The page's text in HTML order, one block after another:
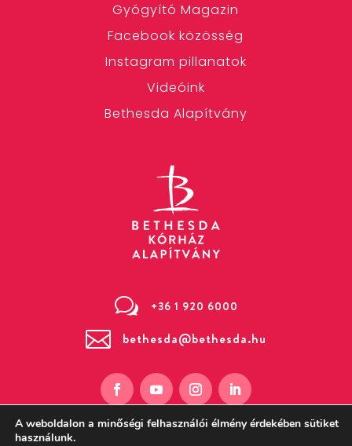
Gyógyító Magazin
Facebook közösség
Instagram pillanatok
Videóink
Bethesda Alapítvány
w +36 1 920 6000
 bethesda@bethesda.hu
A weboldalon a minőségi felhasználói élmény érdekében sütiket
használunk.